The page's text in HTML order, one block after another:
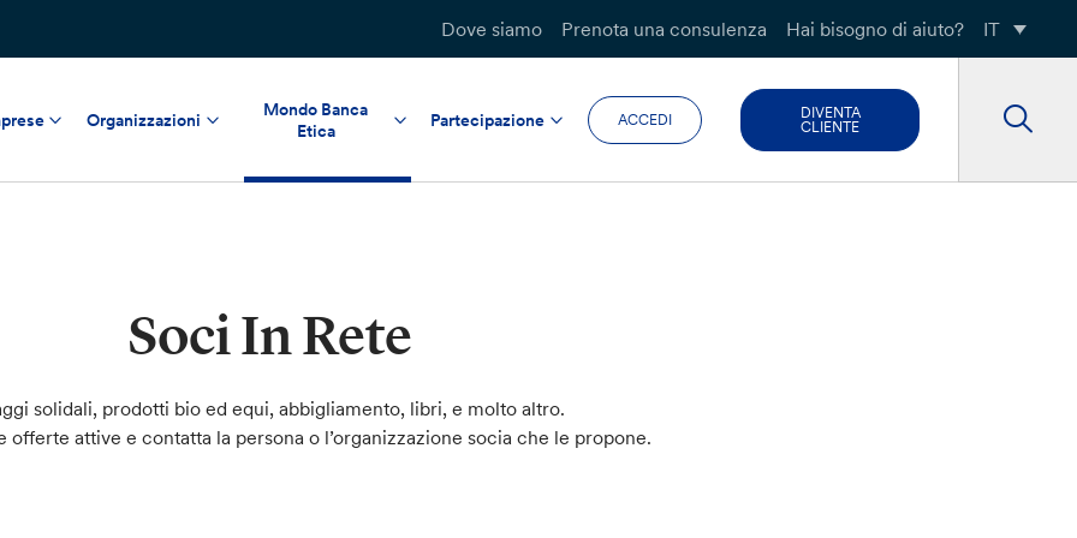
Dove siamo Prenota una consulenza Hai bisogno di aiuto? IT
Organizzazioni
Mondo Banca
Etica
Partecipazione ACCEDI
DIVENTA
CLIENTE
Soci In Rete
solidali, prodotti bio ed equi, abbigliamento, libri, e molto altro.
offerte attive e contatta la persona o l’organizzazione socia che le propone.